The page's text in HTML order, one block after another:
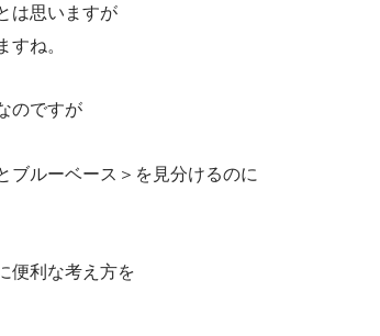
は思いますが
ね。
のですが
ブルーベース＞を見分けるのに
便利な考え方を